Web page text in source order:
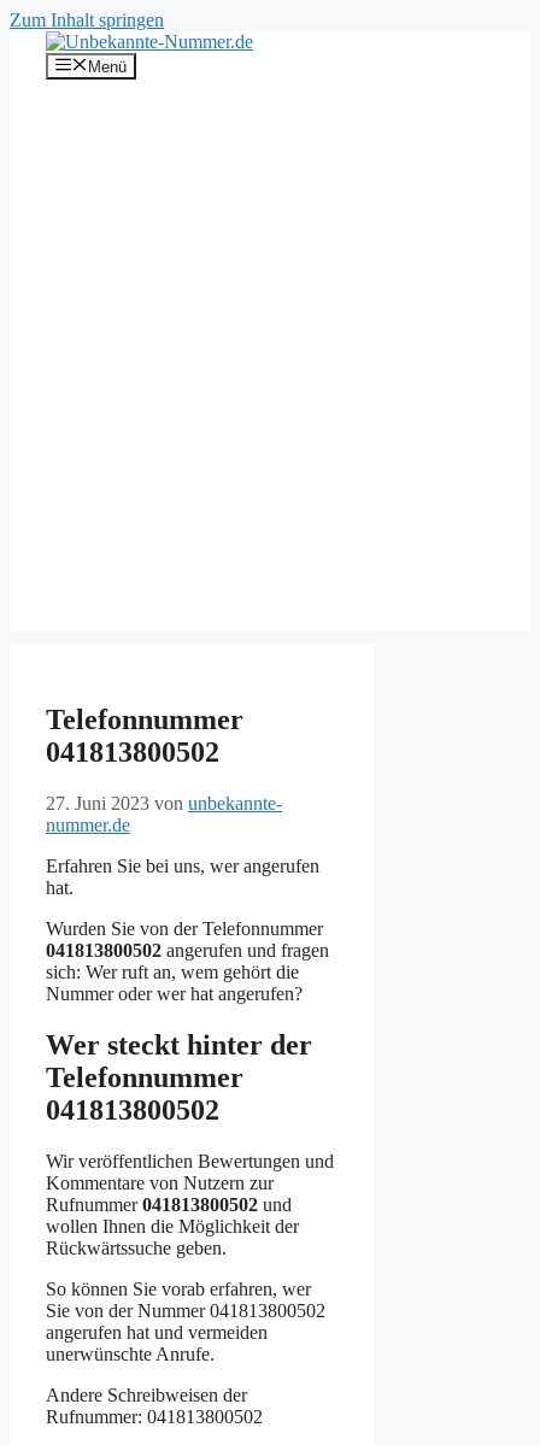
Zum Inhalt springen
Menü
Telefonnummer
041813800502
27. Juni 2023 von unbekannte-
nummer.de
Erfahren Sie bei uns, wer angerufen
hat.
Wurden Sie von der Telefonnummer
041813800502 angerufen und fragen
sich: Wer ruft an, wem gehört die
Nummer oder wer hat angerufen?
Wer steckt hinter der
Telefonnummer
041813800502
Wir veröffentlichen Bewertungen und
Kommentare von Nutzern zur
Rufnummer041813800502 und
wollen Ihnen die Möglichkeit der
Rückwärtssuche geben.
So können Sie vorab erfahren, wer
Sie von der Nummer 041813800502
angerufen hat und vermeiden
unerwünschte Anrufe.
Andere Schreibweisen der
Rufnummer: 041813800502